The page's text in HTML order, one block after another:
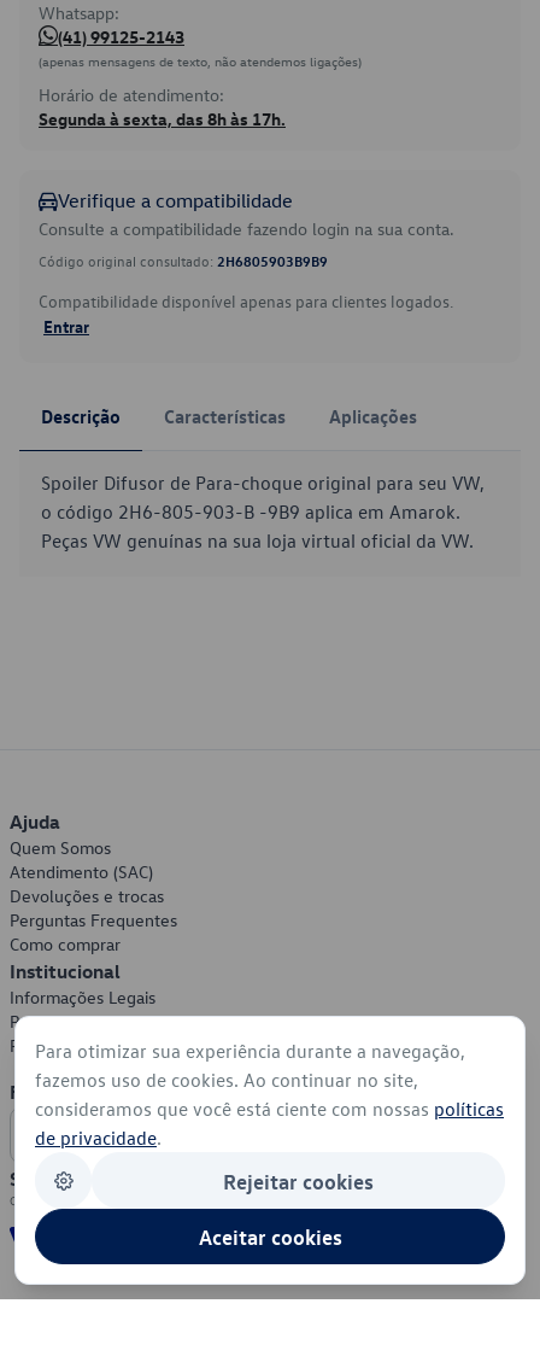
Whatsapp:
(41) 99125-2143
(apenas mensagens de texto, não atendemos ligações)
Horário de atendimento:
Segunda à sexta, das 8h às 17h.
Verifique a compatibilidade
Consulte a compatibilidade fazendo login na sua conta.
Código original consultado: 2H6805903B9B9
Compatibilidade disponível apenas para clientes logados.
Entrar
Descrição Características Aplicações
Spoiler Difusor de Para-choque original para seu VW,
o código 2H6-805-903-B -9B9 aplica em Amarok.
Peças VW genuínas na sua loja virtual oficial da VW.
Ajuda
Quem Somos
Atendimento (SAC)
Devoluções e trocas
Perguntas Frequentes
Como comprar
Institucional
Informações Legais
Política de Privacidade
Política de Cookies
Formas de Pagamento
Segurança
Para otimizar sua experiência durante a navegação,
fazemos uso de cookies. Ao continuar no site,
consideramos que você está ciente com nossas políticas
de privacidade.
Rejeitar cookies
Aceitar cookies